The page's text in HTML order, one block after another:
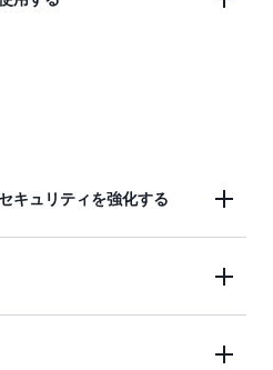
な暗号化とキー管理に関す
キュリティを強化する
ーションへのトラフィック
イス、IoT デバイス、アプ